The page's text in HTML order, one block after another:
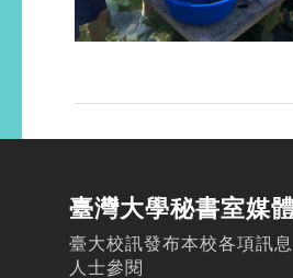
臺灣大學秘書室媒
臺大校訊發布本校各項訊
人士參閱